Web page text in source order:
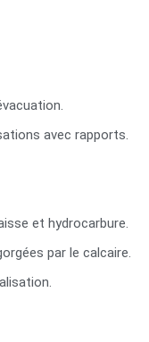
avec rapports.
et hydrocarbure.
par le calcaire.